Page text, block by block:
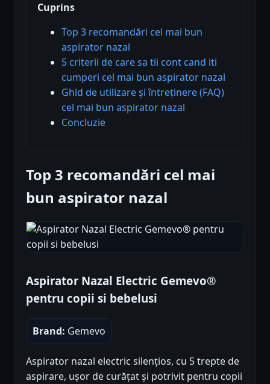
Cuprins
Top 3 recomandări cel mai bun
aspirator nazal
5 criterii de care sa tii cont cand iti
cumperi cel mai bun aspirator nazal
Ghid de utilizare și întreținere (FAQ)
cel mai bun aspirator nazal
Concluzie
Top 3 recomandări cel mai
bun aspirator nazal
Aspirator Nazal Electric Gemevo®
pentru copii si bebelusi
Brand: Gemevo
Aspirator nazal electric silențios, cu 5 trepte de
aspirare, ușor de curățat și potrivit pentru copii